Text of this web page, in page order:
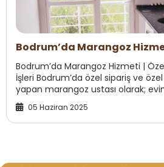
Bodrum’da Marangoz
ve Ahşap İşleri
Bodrum’da Marangoz Hizmeti |
İşleri Bodrum’da özel sipariş ve
yapan marangoz ustası olarak;
çözümler sunuyoruz.
05 Haziran 2025